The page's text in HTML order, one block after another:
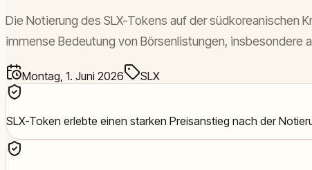
Die Notierung des SLX-Tokens auf der südkoreanischen
immense Bedeutung von Börsenlistungen, insbesondere
Montag, 1. Juni 2026 SLX
SLX-Token erlebte einen starken Preisanstieg nach der